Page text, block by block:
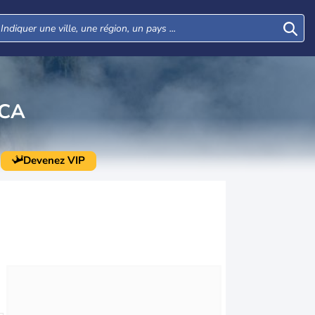
Devenez VIP